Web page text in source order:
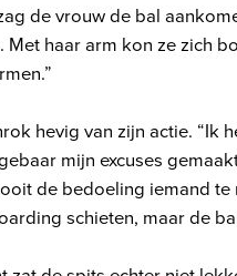
de vrouw de bal
Met haar arm kon ze zich
hevig van zijn actie. “Ik
mijn excuses
de bedoeling iemand te
schieten, maar de